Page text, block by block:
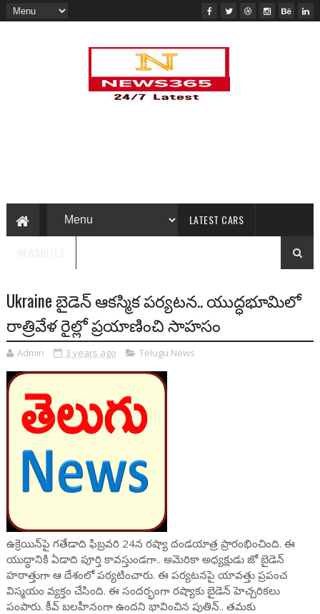
LATEST CARS
Ukraine బైడెన్ ఆకస్మిక పర్యటన.. యుద్ధభూమిలో
రాత్రివేళ రైల్లో ప్రయాణించి సాహసం
Admin 3 years ago Telugu News
ఉక్రెయిన్‌పై గతేడాది ఫిబ్రవరి 24న రష్యా దండయాత్ర ప్రారంభించింది. ఈ
యుద్ధానికి ఏడాది పూర్తి కావస్తుండగా.. అమెరికా అధ్యక్షుడు జో బైడెన్
హఠాత్తుగా ఆ దేశంలో పర్యటించారు. ఈ పర్యటనపై యావత్తు ప్రపంచ
విస్మయం వ్యక్తం చేసింది. ఈ సందర్భంగా రష్యాకు బైడెన్ హెచ్చరికలు
పంపారు. కీవ్ బలహీనంగా ఉందని భావించిన పుతిన్.. తమకు